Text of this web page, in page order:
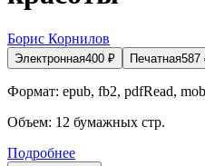
Борис Корнилов
Электронная400 ₽ Печатная587
Формат: epub, fb2, pdfRead,
Объем: 12 бумажных стр.
Подробнее